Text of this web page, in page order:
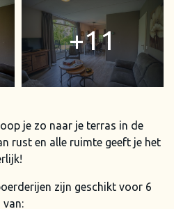
11
je zo naar je terras in de
rust en alle ruimte geeft je het
zijn geschikt voor 6
van: